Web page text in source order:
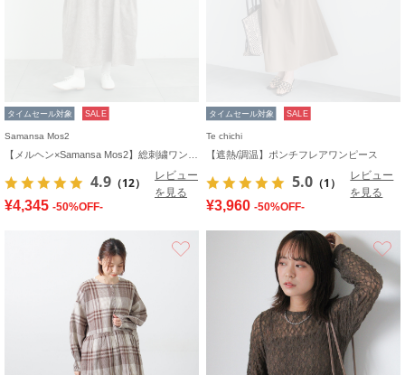
タイムセール対象 SALE
Samansa Mos2
4.9 （12）
レビュー
を見る
¥4,345 -50%OFF-
タイムセール対象 SALE
Te chichi
【遮熱/調温】ポンチフレアワンピース
5.0 （1）
レビュー
を見る
¥3,960 -50%OFF-